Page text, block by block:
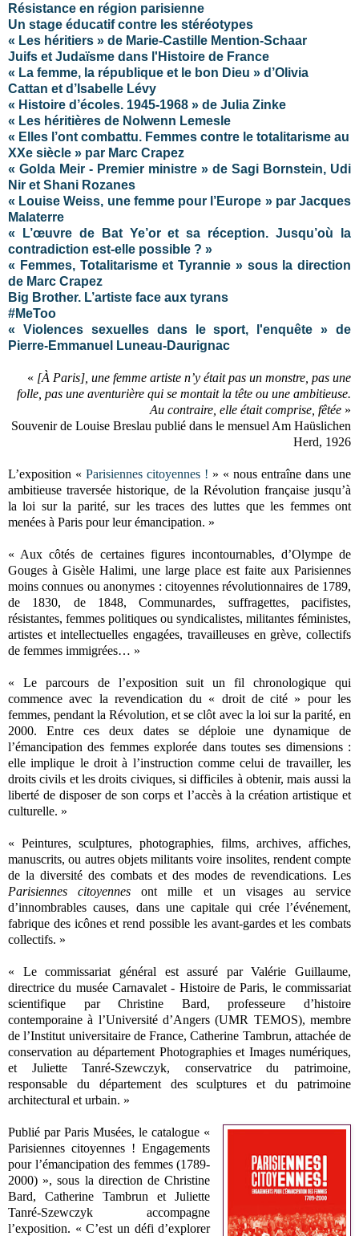
Résistance en région parisienne
Un stage éducatif contre les stéréotypes
« Les héritiers » de Marie-Castille Mention-Schaar
Juifs et Judaïsme dans l'Histoire de France
« La femme, la république et le bon Dieu » d’Olivia
Cattan et d’Isabelle Lévy
« Histoire d’écoles. 1945-1968 » de Julia Zinke
« Les héritières de Nolwenn Lemesle
« Elles l’ont combattu. Femmes contre le totalitarisme au
XXe siècle » par Marc Crapez
« Golda Meir - Premier ministre » de Sagi Bornstein, Udi
Nir et Shani Rozanes
« Louise Weiss, une femme pour l’Europe » par Jacques
Malaterre
« L’œuvre de Bat Ye’or et sa réception. Jusqu’où la
contradiction est-elle possible ? »
« Femmes, Totalitarisme et Tyrannie » sous la direction
de Marc Crapez
Big Brother. L’artiste face aux tyrans
#MeToo
« Violences sexuelles dans le sport, l'enquête » de
Pierre-Emmanuel Luneau-Daurignac
« [À Paris], une femme artiste n’y était pas un monstre, pas une
folle, pas une aventurière qui se montait la tête ou une ambitieuse.
Au contraire, elle était comprise, fêtée »
Souvenir de Louise Breslau publié dans le mensuel Am Haüslichen
Herd, 1926
L’exposition « Parisiennes citoyennes ! » « nous entraîne dans une
ambitieuse traversée historique, de la Révolution française jusqu’à
la loi sur la parité, sur les traces des luttes que les femmes ont
menées à Paris pour leur émancipation. »
« Aux côtés de certaines figures incontournables, d’Olympe de
Gouges à Gisèle Halimi, une large place est faite aux Parisiennes
moins connues ou anonymes : citoyennes révolutionnaires de 1789,
de 1830, de 1848, Communardes, suffragettes, pacifistes,
résistantes, femmes politiques ou syndicalistes, militantes féministes,
artistes et intellectuelles engagées, travailleuses en grève, collectifs
de femmes immigrées… »
« Le parcours de l’exposition suit un fil chronologique qui
commence avec la revendication du « droit de cité » pour les
femmes, pendant la Révolution, et se clôt avec la loi sur la parité, en
2000. Entre ces deux dates se déploie une dynamique de
l’émancipation des femmes explorée dans toutes ses dimensions :
elle implique le droit à l’instruction comme celui de travailler, les
droits civils et les droits civiques, si difficiles à obtenir, mais aussi la
liberté de disposer de son corps et l’accès à la création artistique et
culturelle. »
« Peintures, sculptures, photographies, films, archives, affiches,
manuscrits, ou autres objets militants voire insolites, rendent compte
de la diversité des combats et des modes de revendications. Les
Parisiennes citoyennes ont mille et un visages au service
d’innombrables causes, dans une capitale qui crée l’événement,
fabrique des icônes et rend possible les avant-gardes et les combats
collectifs. »
« Le commissariat général est assuré par Valérie Guillaume,
directrice du musée Carnavalet - Histoire de Paris, le commissariat
scientifique par Christine Bard, professeure d’histoire
contemporaine à l’Université d’Angers (UMR TEMOS), membre
de l’Institut universitaire de France, Catherine Tambrun, attachée de
conservation au département Photographies et Images numériques,
et Juliette Tanré-Szewczyk, conservatrice du patrimoine,
responsable du département des sculptures et du patrimoine
architectural et urbain. »
Publié par Paris Musées, le catalogue «
Parisiennes citoyennes ! Engagements
pour l’émancipation des femmes (1789-
2000) », sous la direction de Christine
Bard, Catherine Tambrun et Juliette
Tanré-Szewczyk accompagne
l’exposition. « C’est un défi d’explorer